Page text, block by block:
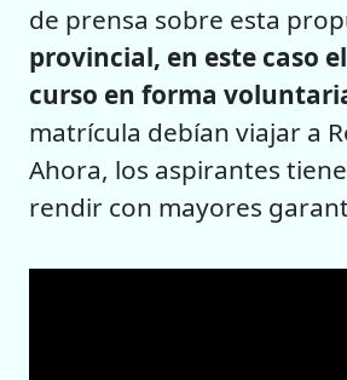
de prensa sobre esta
provincial, en este caso
curso en forma
matrícula debían viajar a
Ahora, los aspirantes
rendir con mayores